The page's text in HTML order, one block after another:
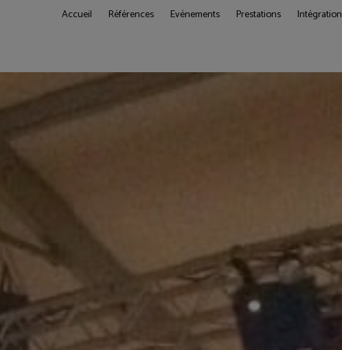
Accueil Références Evénements Prestations Intégration